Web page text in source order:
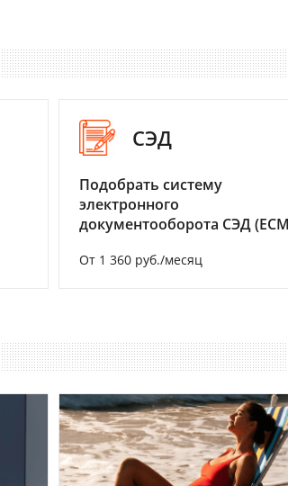
СЭД
Подобрать систему
электронного
документооборота СЭД
От 1 360 руб./месяц